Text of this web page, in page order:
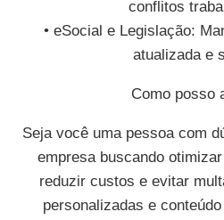
conflitos
• eSocial e Legislação:
atualizada e
Como posso
Seja você uma pessoa com
empresa buscando
reduzir custos e evitar
personalizadas e